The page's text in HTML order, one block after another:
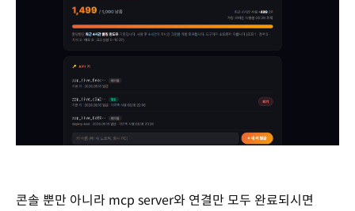
콘솔 뿐만 아니라 mcp server와 연결만 모두 완료되시면